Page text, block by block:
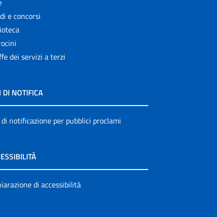
e concorsi
dei servizi a terzi
DI NOTIFICA
notificazione per pubblici proclami
di accessibilità